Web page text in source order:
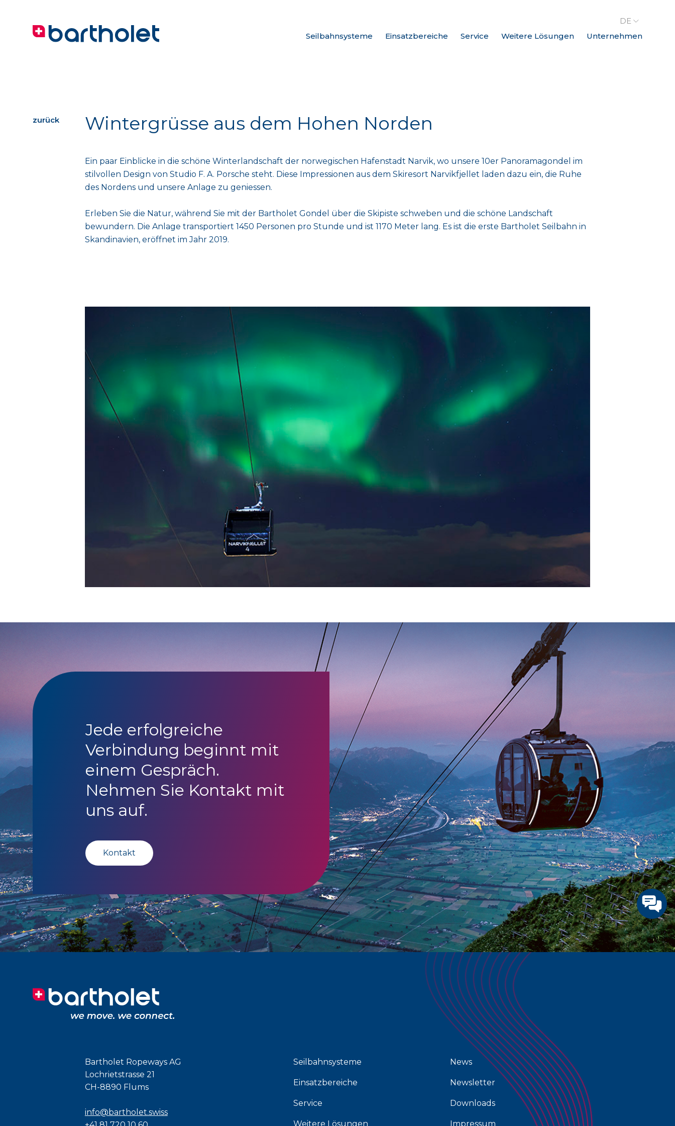
Seilbahnsysteme Einsatzbereiche Service Weitere Lösungen Unternehmen
DE
Wintergrüsse aus dem Hohen Norden
Ein paar Einblicke in die schöne Winterlandschaft der norwegischen Hafenstadt Narvik, wo unsere 10er Panoramagondel im
stilvollen Design von Studio F. A. Porsche steht. Diese Impressionen aus dem Skiresort Narvikfjellet laden dazu ein, die Ruhe
des Nordens und unsere Anlage zu geniessen.
Erleben Sie die Natur, während Sie mit der Bartholet Gondel über die Skipiste schweben und die schöne Landschaft
bewundern. Die Anlage transportiert 1450 Personen pro Stunde und ist 1170 Meter lang. Es ist die erste Bartholet Seilbahn in
Skandinavien, eröffnet im Jahr 2019.
zurück
Jede erfolgreiche
Verbindung beginnt mit
einem Gespräch.
Nehmen Sie Kontakt mit
uns auf.
Kontakt
Bartholet Ropeways AG
Lochrietstrasse 21
CH-8890 Flums
info@bartholet.swiss
Seilbahnsysteme
Einsatzbereiche
Service
Weitere Lösungen
News
Newsletter
Downloads
Impressum